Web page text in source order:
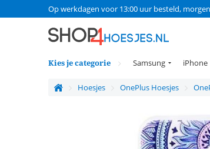
Op werkdagen voor 13:00 uur besteld,
Kies je categorie Samsung iPhone
Hoesjes OnePlus Hoesjes